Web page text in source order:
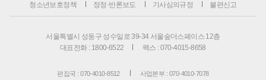
청소년보호정책 정정·반론보도 기사심의규정 불편신고
서울특별시 성동구 성수일로 39-34 서울숲더스페이스 12층
대표전화 : 1800-6522
팩스 : 070-4015-8658
편집국 : 070-4010-8512 사업본부 : 070-4010-7078